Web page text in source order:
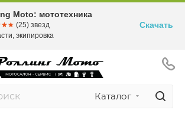
Каталог
Moto: мототехника
(25) звезд
экипировка
Скачать